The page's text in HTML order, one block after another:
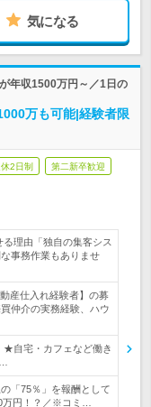
気になる
年収1500万円～／1日の
万も可能|経験者限
2日制 第二新卒歓迎
る理由「独自の集客シス
事務作業もありませ
産仕入れ経験者】の募
仲介の実務経験、ハウ
★自宅・カフェなど働き
「75％」を報酬として
万円！？／※コミ…